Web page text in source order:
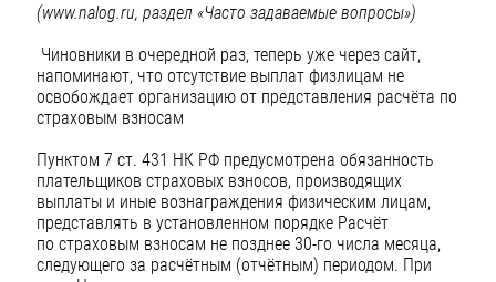
(www.nalog.ru, раздел «Часто задаваемые вопросы»)
Чиновники в очередной раз, теперь уже через сайт,
напоминают, что отсутствие выплат физлицам не
освобождает организацию от представления расчёта по
страховым взносам
Пунктом 7 ст. 431 НК РФ предусмотрена обязанность
плательщиков страховых взносов, производящих
выплаты и иные вознаграждения физическим лицам,
представлять в установленном порядке Расчёт
по страховым взносам не позднее 30-го числа месяца,
следующего за расчётным (отчётным) периодом. При